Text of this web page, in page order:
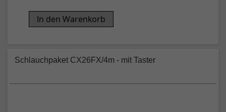
In den Warenkorb
Schlauchpaket CX26FX/4m - mit Taster